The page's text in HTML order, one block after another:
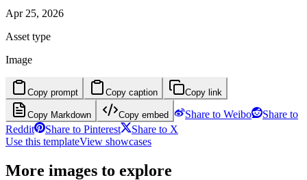
Apr 25, 2026
Asset type
Image
Copy prompt Copy caption Copy link
Copy Markdown Copy embed Share to Weibo
Share to
Reddit
Share to Pinterest
Share to X
Use this templateView showcases
More images to explore